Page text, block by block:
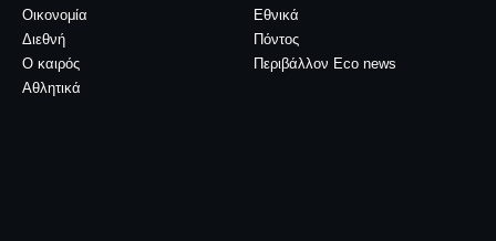
Οικονομία
Εθνικά
Διεθνή
Πόντος
Ο καιρός
Περιβάλλον Eco news
Αθλητικά